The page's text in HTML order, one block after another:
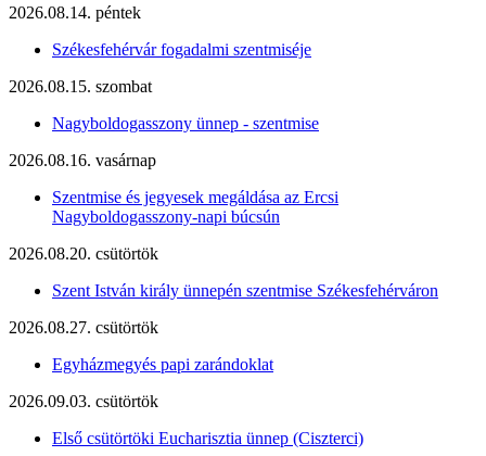
2026.08.14. péntek
Székesfehérvár fogadalmi szentmiséje
2026.08.15. szombat
Nagyboldogasszony ünnep - szentmise
2026.08.16. vasárnap
Szentmise és jegyesek megáldása az Ercsi
Nagyboldogasszony-napi búcsún
2026.08.20. csütörtök
Szent István király ünnepén szentmise Székesfehérváron
2026.08.27. csütörtök
Egyházmegyés papi zarándoklat
2026.09.03. csütörtök
Első csütörtöki Eucharisztia ünnep (Ciszterci)